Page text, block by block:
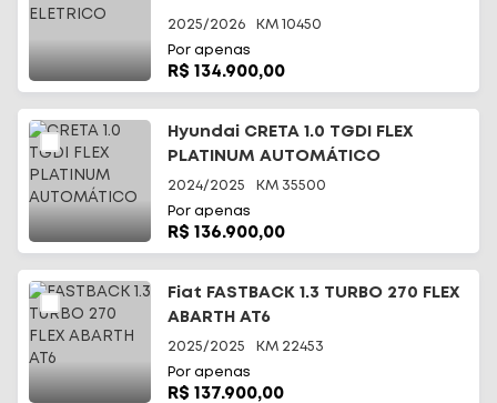
2025/2026 KM 10450
Por apenas
R$ 134.900,00
Hyundai CRETA 1.0 TGDI FLEX
PLATINUM AUTOMÁTICO
2024/2025 KM 35500
Por apenas
R$ 136.900,00
Fiat FASTBACK 1.3 TURBO 270 FLEX
ABARTH AT6
2025/2025 KM 22453
Por apenas
R$ 137.900,00